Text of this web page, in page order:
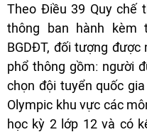
Theo Điều 39 Quy chế
thông ban hành kèm
BGDĐT, đối tượng
phổ thông gồm: người
chọn đội tuyển quốc
Olympic khu vực các
học kỳ 2 lớp 12 và có